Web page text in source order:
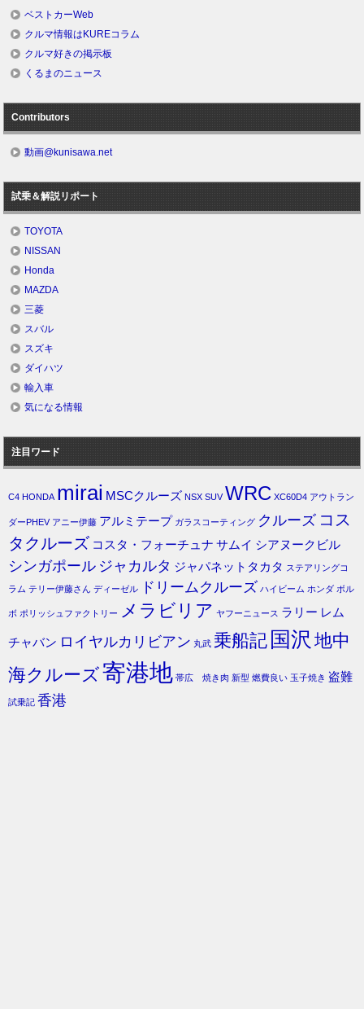
ベストカーWeb
クルマ情報はKUREコラム
クルマ好きの掲示板
くるまのニュース
Contributors
動画@kunisawa.net
試乗＆解説リポート
TOYOTA
NISSAN
Honda
MAZDA
三菱
スバル
スズキ
ダイハツ
輸入車
気になる情報
注目ワード
C4 HONDA mirai MSCクルーズ NSX SUV WRC XC60D4 アウトラン
ダーPHEV アニー伊藤 アルミテープ ガラスコーティング クルーズ コス
タクルーズ コスタ・フォーチュナ サムイ シアヌークビル
シンガポール ジャカルタ ジャパネットタカタ ステアリングコ
ラム テリー伊藤さん ディーゼル ドリームクルーズ ハイビーム ホンダ ボル
ボ ポリッシュファクトリー メラビリア ヤフーニュース ラリー レム
チャバン ロイヤルカリビアン 丸武 乗船記 国沢 地中
海クルーズ寄港地 帯広 焼き肉 新型 燃費良い 玉子焼き 盗難
試乗記 香港